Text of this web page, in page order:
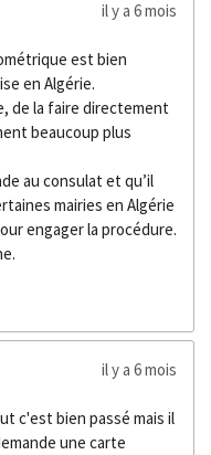
il y a 6 mois
est bien
en Algérie.
de la faire directement
beaucoup plus
au consulat et qu’il
mairies en Algérie
engager la procédure.
il y a 6 mois
c'est bien passé mais il
une carte